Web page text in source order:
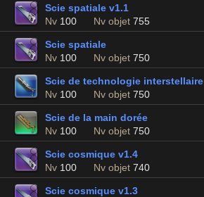
Scie spatiale v1.1
Nv 100 Nv objet 755
Scie spatiale
Nv 100 Nv objet 750
Scie de technologie interstellaire
Nv 100 Nv objet 750
Scie de la main dorée
Nv 100 Nv objet 750
Scie cosmique v1.4
Nv 100 Nv objet 740
Scie cosmique v1.3